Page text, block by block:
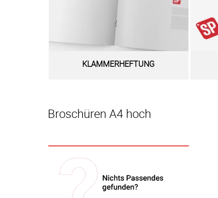
KLAMMERHEFTUNG
Broschüren A4 hoch